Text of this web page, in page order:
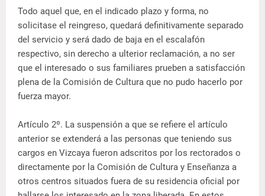
Todo aquel que, en el indicado plazo y forma, no
solicitase el reingreso, quedará definitivamente separado
del servicio y será dado de baja en el escalafón
respectivo, sin derecho a ulterior reclamación, a no ser
que el interesado o sus familiares prueben a satisfacción
plena de la Comisión de Cultura que no pudo hacerlo por
fuerza mayor.
Artículo 2º. La suspensión a que se refiere el artículo
anterior se extenderá a las personas que teniendo sus
cargos en Vizcaya fueron adscritos por los rectorados o
directamente por la Comisión de Cultura y Enseñanza a
otros centros situados fuera de su residencia oficial por